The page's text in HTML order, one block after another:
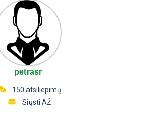
petrasr
150 atsiliepimų
Siųsti AŽ